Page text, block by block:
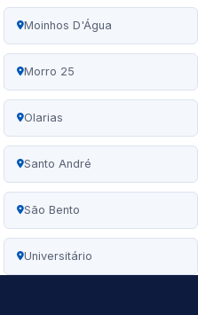
Moinhos D'Água
Morro 25
Olarias
Santo André
São Bento
Universitário